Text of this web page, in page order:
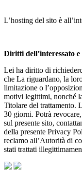
L’hosting del sito è
Diritti dell’interessato
Lei ha diritto di
che La riguardano, la
limitazione o
motivi legittimi, nonché
Titolare del trattamento.
30 giorni. Potrà
sul presente sito,
della presente Privacy
reclamo all’Autorità di
stati trattati